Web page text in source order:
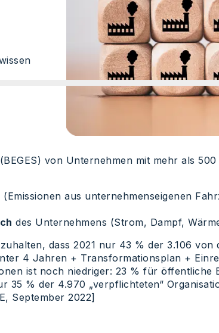
von Unternehmen mit mehr als
(Emissionen aus unternehmenseigenen
des Unternehmens (Strom, Dampf,
dass 2021 nur 43 % der 3.106
4 Jahren + Transformationsplan +
ist noch niedriger: 23 % für öffentliche
% der 4.970 „verpflichteten“
September 2022]